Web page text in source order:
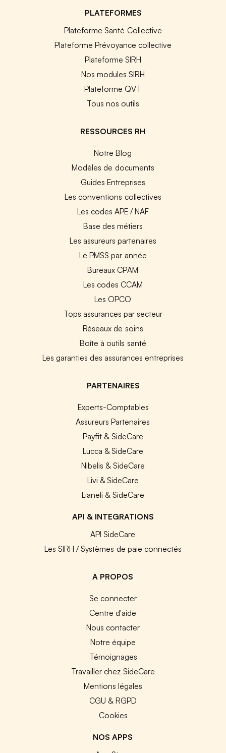
PLATEFORMES
Plateforme Santé Collective
Plateforme Prévoyance collective
Plateforme SIRH
Nos modules SIRH
Plateforme QVT
Tous nos outils
RESSOURCES RH
Notre Blog
Modèles de documents
Guides Entreprises
Les conventions collectives
Les codes APE / NAF
Base des métiers
Les assureurs partenaires
Le PMSS par année
Bureaux CPAM
Les codes CCAM
Les OPCO
Tops assurances par secteur
Réseaux de soins
Boîte à outils santé
Les garanties des assurances entreprises
PARTENAIRES
Experts-Comptables
Assureurs Partenaires
Payfit & SideCare
Lucca & SideCare
Nibelis & SideCare
Livi & SideCare
Lianeli & SideCare
API & INTEGRATIONS
API SideCare
Les SIRH / Systèmes de paie connectés
A PROPOS
Se connecter
Centre d'aide
Nous contacter
Notre équipe
Témoignages
Travailler chez SideCare
Mentions légales
CGU & RGPD
Cookies
NOS APPS